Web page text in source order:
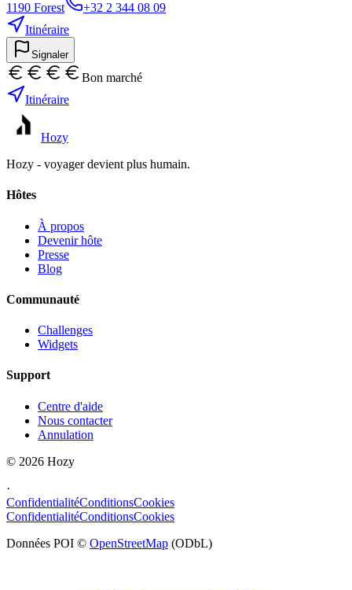
1190 Forest
+32 2 344 08 09
Itinéraire
Signaler
Bon marché
Itinéraire
Hozy
Hozy - voyager devient plus humain.
Hôtes
À propos
Devenir hôte
Presse
Blog
Communauté
Challenges
Widgets
Support
Centre d'aide
Nous contacter
Annulation
© 2026 Hozy
·
ConfidentialitéConditionsCookies
ConfidentialitéConditionsCookies
Données POI © OpenStreetMap (ODbL)